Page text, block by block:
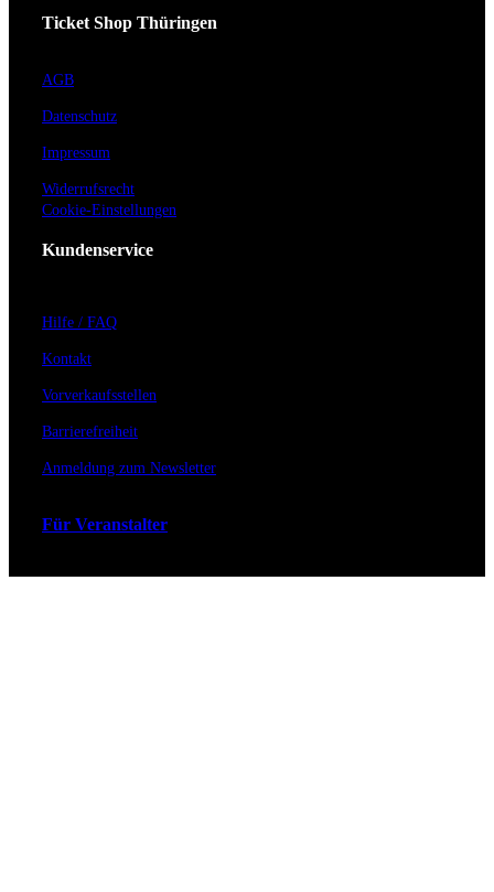
Ticket Shop Thüringen
AGB
Datenschutz
Impressum
Widerrufsrecht
Cookie-Einstellungen
Kundenservice
Hilfe / FAQ
Kontakt
Vorverkaufsstellen
Barrierefreiheit
Anmeldung zum Newsletter
Für Veranstalter